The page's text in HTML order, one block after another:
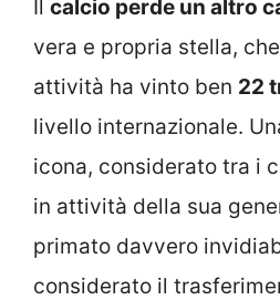
Il calcio perde un altro
vera e propria stella,
attività ha vinto ben 22
livello internazionale.
icona, considerato tra i
in attività della sua
primato davvero
considerato il